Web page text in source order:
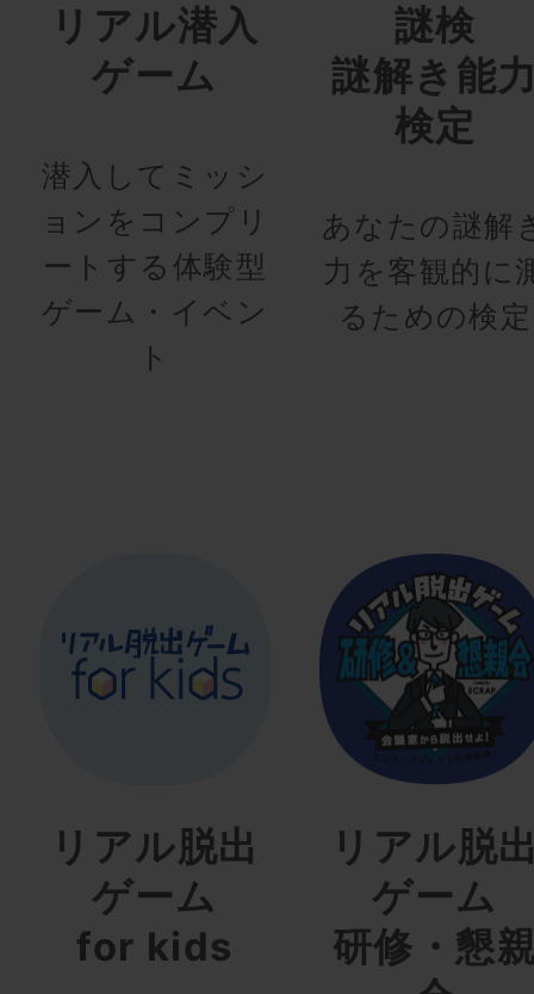
リアル潜入
ゲーム
潜入してミッシ
ョンをコンプリ
ートする体験型
ゲーム・イベン
ト
謎検
謎解き能
検定
あなたの謎解
力を客観的に
るための検定
リアル脱出
ゲーム
for kids
リアル脱
ゲーム
研修・懇